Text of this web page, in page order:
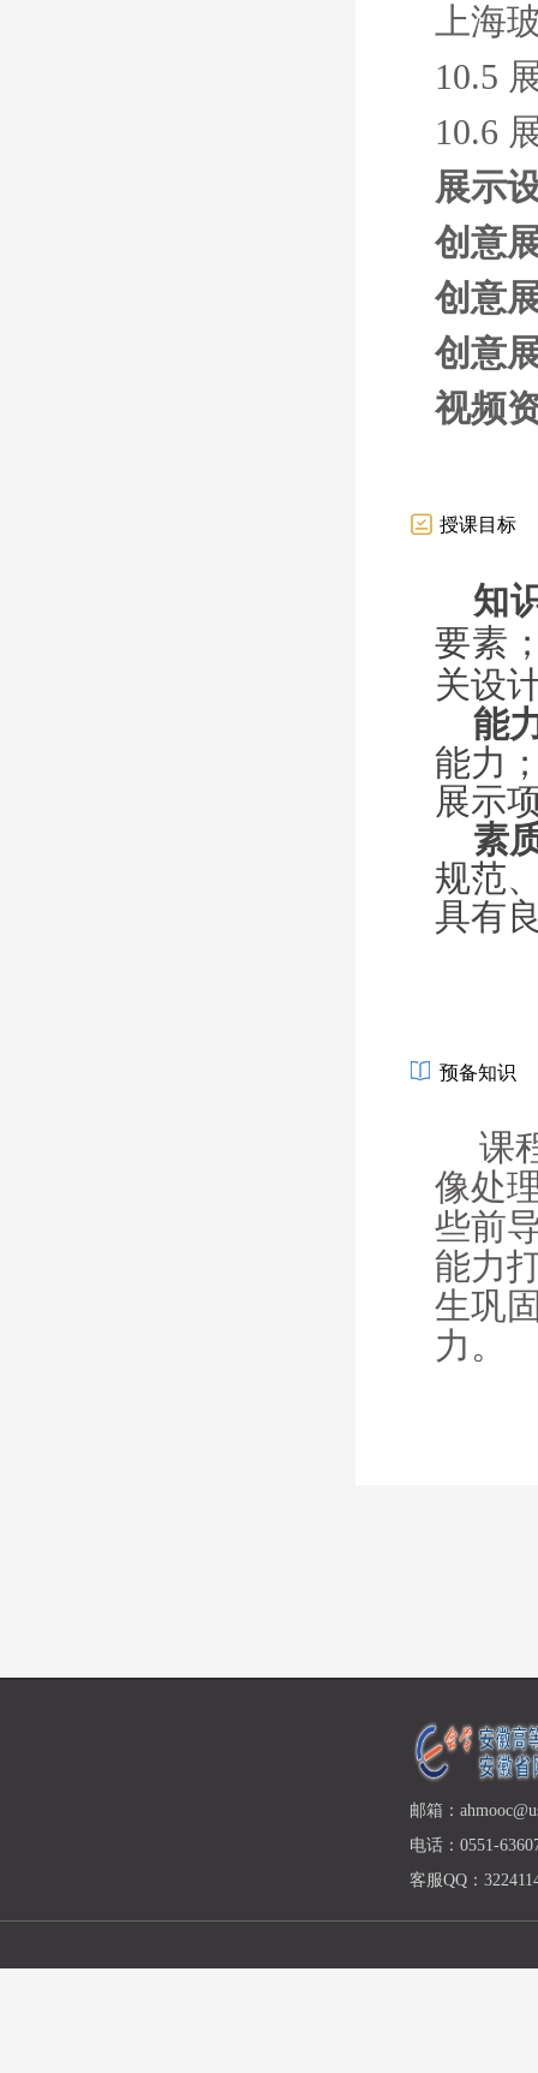
上海
10.5
10.6
展示
创意
创意
创意
视频
授课目标
知
要素
关设
能
能力
展示
素
规范
具有
预备知识
课
像处
些前
能力
生巩
力。
邮箱：
电话：0551-
客服QQ：